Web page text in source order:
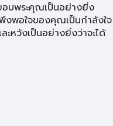
อบพระคุณเป็นอย่างยิ่ง
งพอใจของคุณเป็นกำลังใจ
หวังเป็นอย่างยิ่งว่าจะได้